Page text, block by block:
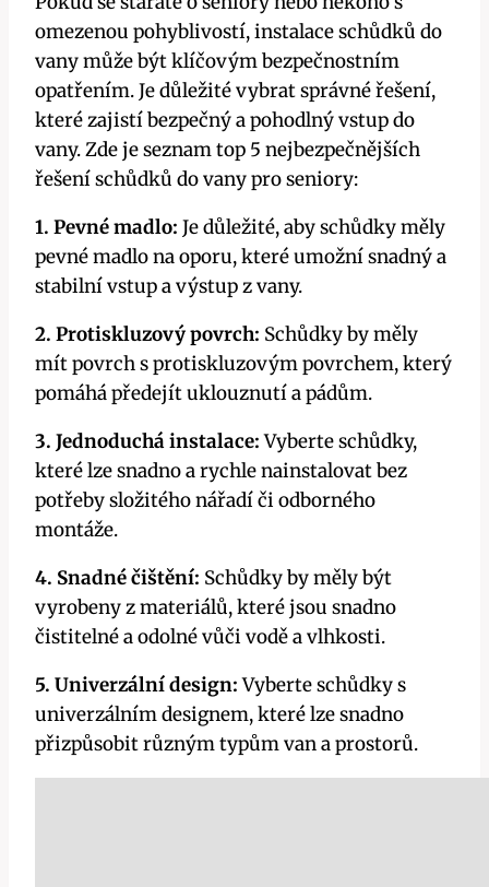
omezenou pohyblivostí, instalace schůdků do
vany může být klíčovým bezpečnostním
opatřením. Je důležité vybrat správné řešení,
které zajistí bezpečný a pohodlný vstup do
vany. Zde je seznam top 5 nejbezpečnějších
řešení schůdků do vany pro seniory:
1. Pevné madlo: Je důležité, aby schůdky měly
pevné madlo na oporu, které umožní snadný a
stabilní vstup a výstup z vany.
2. Protiskluzový povrch: Schůdky by měly
mít povrch s protiskluzovým povrchem, který
pomáhá předejít uklouznutí a pádům.
3. Jednoduchá instalace:Vyberte schůdky,
které lze snadno a rychle nainstalovat bez
potřeby složitého nářadí či odborného
montáže.
4. Snadné čištění: Schůdky by měly být
vyrobeny z materiálů, které jsou snadno
čistitelné a odolné vůči vodě a vlhkosti.
5. Univerzální design:Vyberte schůdky s
univerzálním designem, které lze snadno
přizpůsobit různým typům van a prostorů.